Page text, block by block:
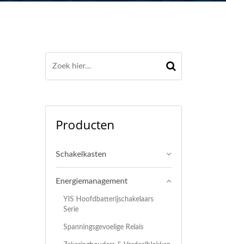
Producten
Schakelkasten
Energiemanagement
YIS Hoofdbatterijschakelaars
Serie
Spanningsgevoelige Relais